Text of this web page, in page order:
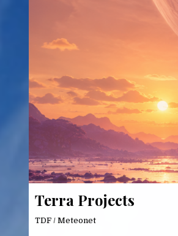
Terra Projects
TDF / Meteonet